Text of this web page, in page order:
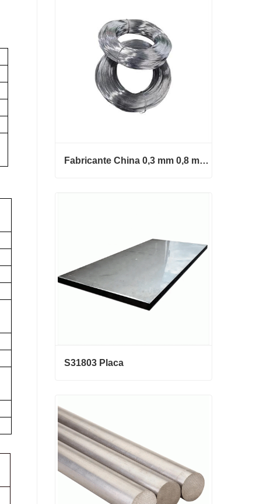
Fabricante China 0,3 mm 0,8 mm 1,25 mm 2 mm Alambre de acero galvanizado
S31803 Placa
S31803 Placa
Contactar ahora